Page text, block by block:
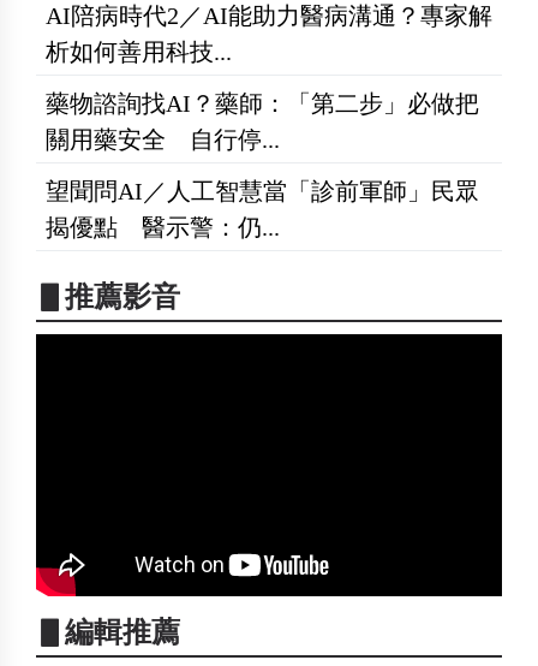
AI陪病時代2／AI能助力醫病溝通？專家解
析如何善用科技...
藥物諮詢找AI？藥師：「第二步」必做把
關用藥安全 自行停...
望聞問AI／人工智慧當「診前軍師」民眾
揭優點 醫示警：仍...
▋推薦影音
▋編輯推薦